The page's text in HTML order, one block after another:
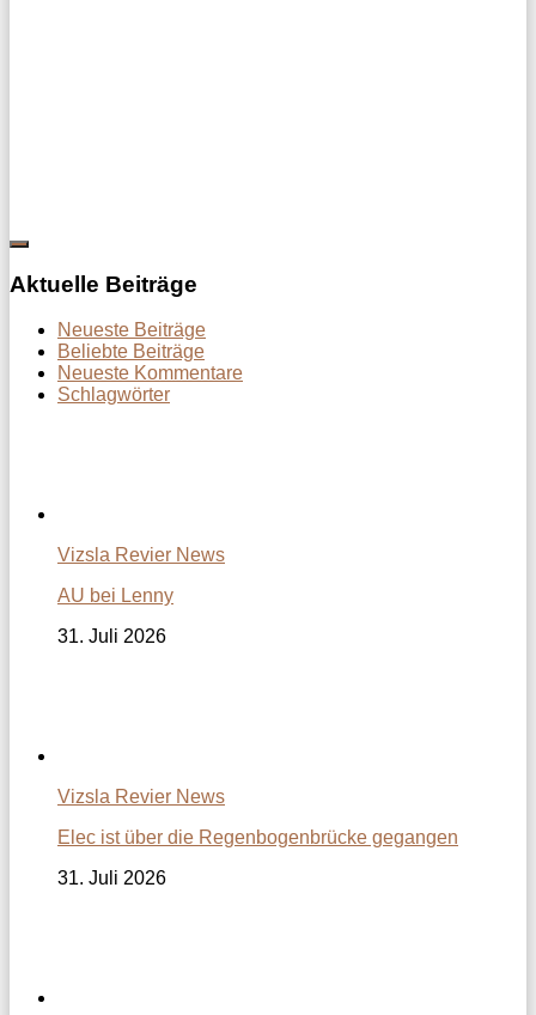
Aktuelle Beiträge
Neueste Beiträge
Beliebte Beiträge
Neueste Kommentare
Schlagwörter
Vizsla Revier News
AU bei Lenny
31. Juli 2026
Vizsla Revier News
Elec ist über die Regenbogenbrücke gegangen
31. Juli 2026